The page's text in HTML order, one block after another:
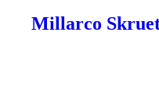
Millarco